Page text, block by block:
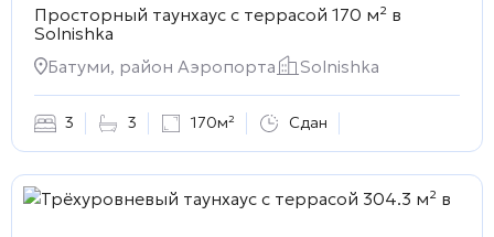
Просторный таунхаус с террасой 170 м² в
Solnishka
Батуми, район Аэропорта
Solnishka
3 3 170м² Сдан